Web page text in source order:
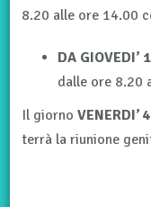
8.20 alle ore 14.00
DA GIOVEDI’
dalle ore 8.20
Il giorno VENERDI’
terrà la riunione